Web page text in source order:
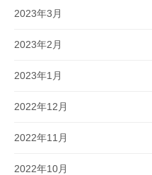
2023年3月
2023年2月
2023年1月
2022年12月
2022年11月
2022年10月